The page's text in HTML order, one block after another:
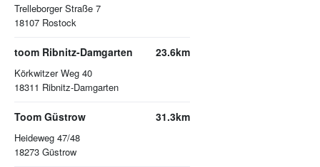
Trelleborger Straße 7
18107 Rostock
toom Ribnitz-Damgarten
Körkwitzer Weg 40
18311 Ribnitz-Damgarten
23.6km
Toom Güstrow
Heideweg 47/48
18273 Güstrow
31.3km